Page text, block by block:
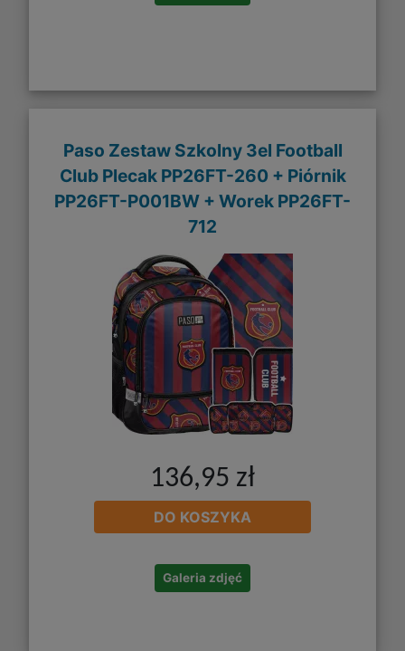
Paso Zestaw Szkolny 3el Football
Club Plecak PP26FT-260 + Piórnik
PP26FT-P001BW + Worek PP26FT-
712
136,95 zł
DO KOSZYKA
Galeria zdjęć